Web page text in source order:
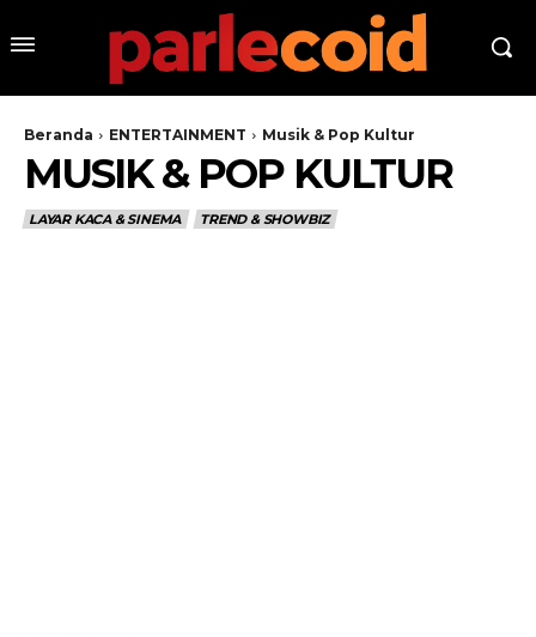
Beranda ENTERTAINMENT Musik & Pop Kultur
MUSIK & POP KULTUR
LAYAR KACA & SINEMA TREND & SHOWBIZ